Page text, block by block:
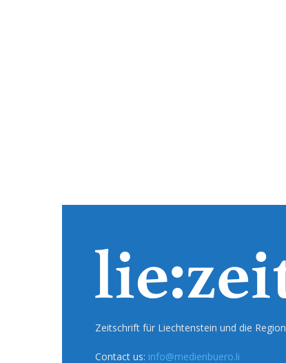
Zeitschrift für Liechtenstein und die Region
Contact us: info@medienbuero.li